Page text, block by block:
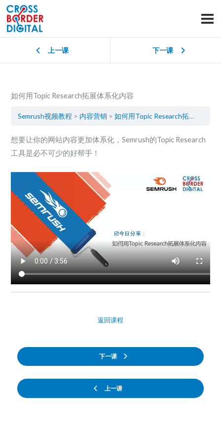
上一课 下一课
如何用Topic Research拓展体系化内容
Semrush视频教程 内容营销 如何用Topic Research拓展体系化内容
想要让你的网站内容更加体系化，Semrush的Topic Research
工具是必不可少的好帮手！
上一课
返回课程
下一课